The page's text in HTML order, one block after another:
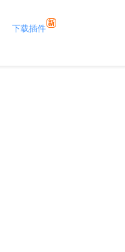
下载插件